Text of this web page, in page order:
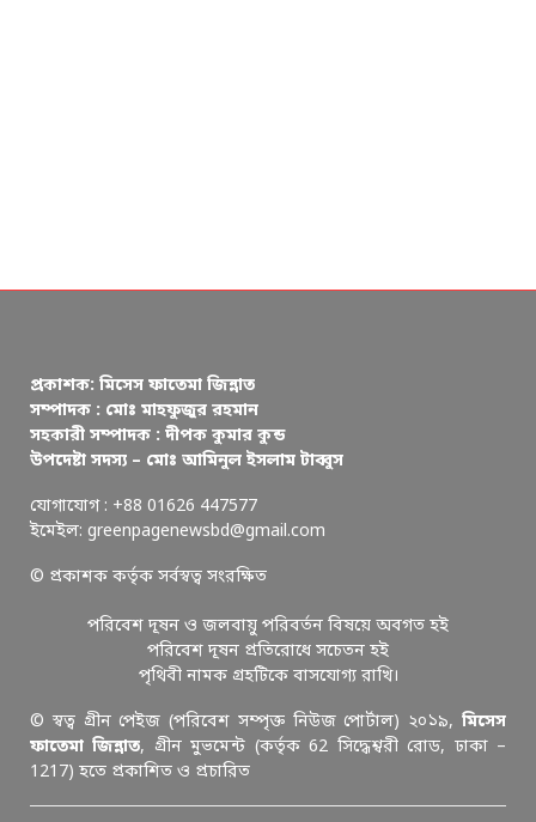
প্রকাশক: মিসেস ফাতেমা জিন্নাত
সম্পাদক : মোঃ মাহফুজুর রহমান
সহকারী সম্পাদক : দীপক কুমার কুন্ড
উপদেষ্টা সদস্য – মোঃ আমিনুল ইসলাম টাব্বুস
যোগাযোগ : +88 01626 447577
ইমেইল: greenpagenewsbd@gmail.com
© প্রকাশক কর্তৃক সর্বস্বত্ব সংরক্ষিত
পরিবেশ দূষন ও জলবায়ু পরিবর্তন বিষয়ে অবগত হই
পরিবেশ দূষন প্রতিরোধে সচেতন হই
পৃথিবী নামক গ্রহটিকে বাসযোগ্য রাখি।
© স্বত্ব গ্রীন পেইজ (পরিবেশ সম্পৃক্ত নিউজ পোর্টাল) ২০১৯, মিসেস
ফাতেমা জিন্নাত, গ্রীন মুভমেন্ট (কর্তৃক 62 সিদ্ধেশ্বরী রোড, ঢাকা –
1217) হতে প্রকাশিত ও প্রচারিত